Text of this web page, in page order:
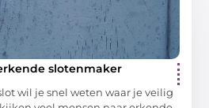
slotenmaker
wil je snel weten waar je veilig